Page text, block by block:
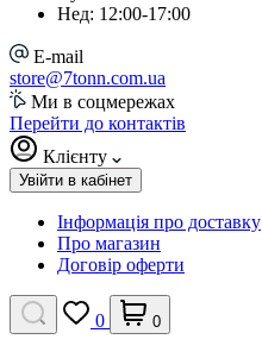
Нед: 12:00-17:00
E-mail
store@7tonn.com.ua
Ми в соцмережах
Перейти до контактів
Клієнту
Увійти в кабінет
Інформація про доставку
Про магазин
Договір оферти
0 0